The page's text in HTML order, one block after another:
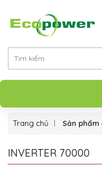
Trang chủ Sản phẩm
INVERTER 70000